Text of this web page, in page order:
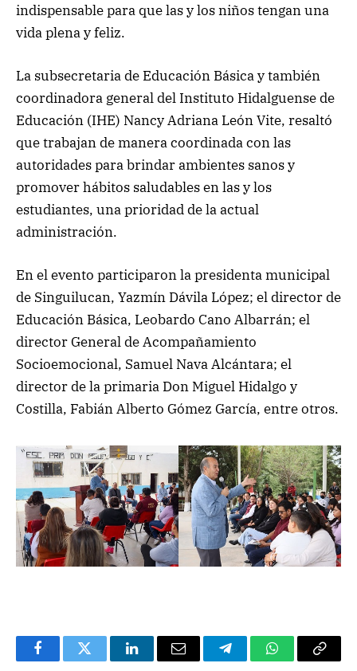
indispensable para que las y los niños tengan una
vida plena y feliz.
La subsecretaria de Educación Básica y también
coordinadora general del Instituto Hidalguense de
Educación (IHE) Nancy Adriana León Vite, resaltó
que trabajan de manera coordinada con las
autoridades para brindar ambientes sanos y
promover hábitos saludables en las y los
estudiantes, una prioridad de la actual
administración.
En el evento participaron la presidenta municipal
de Singuilucan, Yazmín Dávila López; el director de
Educación Básica, Leobardo Cano Albarrán; el
director General de Acompañamiento
Socioemocional, Samuel Nava Alcántara; el
director de la primaria Don Miguel Hidalgo y
Costilla, Fabián Alberto Gómez García, entre otros.
FacebookTwitter LinkedInEmail TelegramWhatsApp
Copy